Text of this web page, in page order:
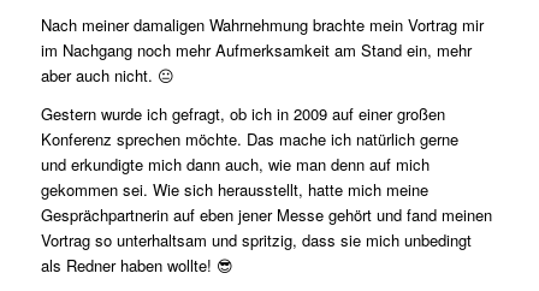
Nach meiner damaligen Wahrnehmung brachte mein Vortrag mir
im Nachgang noch mehr Aufmerksamkeit am Stand ein, mehr
aber auch nicht. 😐
Gestern wurde ich gefragt, ob ich in 2009 auf einer großen
Konferenz sprechen möchte. Das mache ich natürlich gerne
und erkundigte mich dann auch, wie man denn auf mich
gekommen sei. Wie sich herausstellt, hatte mich meine
Gesprächpartnerin auf eben jener Messe gehört und fand meinen
Vortrag so unterhaltsam und spritzig, dass sie mich unbedingt
als Redner haben wollte! 😎